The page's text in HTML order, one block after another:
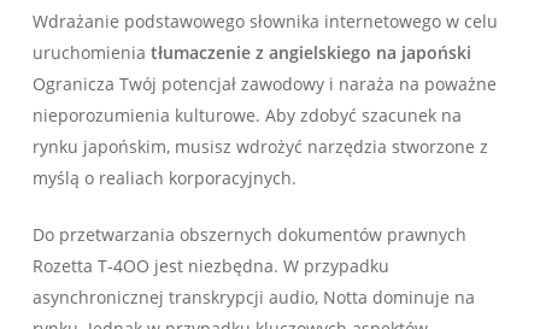
Wdrażanie podstawowego słownika internetowego w celu
uruchomienia tłumaczenie z angielskiego na japoński
Ogranicza Twój potencjał zawodowy i naraża na poważne
nieporozumienia kulturowe. Aby zdobyć szacunek na
rynku japońskim, musisz wdrożyć narzędzia stworzone z
myślą o realiach korporacyjnych.
Do przetwarzania obszernych dokumentów prawnych
Rozetta T-4OO jest niezbędna. W przypadku
asynchronicznej transkrypcji audio, Notta dominuje na